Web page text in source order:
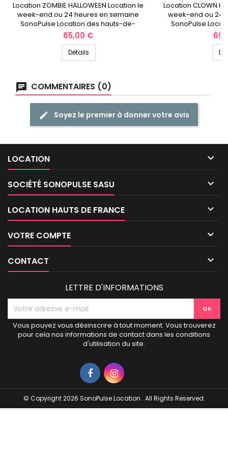
Location ZOMBIE HALLOWEEN Location le
week-end ou 24 heures en semaine
SonoPulse Location des hauts-de-
France
Prix
65,00 €
Détails
Location CLOWN
week-end ou 24
SonoPulse
Prix
COMMENTAIRES (0)
Soyez le premier à donner votre avis
LOCATION 
SOCIÉTÉ SONOPULSE SASU 
LOCATION HAUTS DE FRANCE 
VOTRE COMPTE 
CONTACT 
LETTRE D'INFORMATIONS
Vous pouvez vous désinscrire à tout moment. Vous trouverez
pour cela nos informations de contact dans les conditions
d'utilisation du site.
© Copyright 2026 SonoPulse Location . All Rights Reserved.